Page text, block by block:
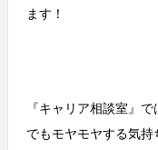
ます！
『キャリア相談室』
でもモヤモヤする気